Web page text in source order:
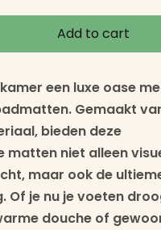
Add to cart
een luxe oase
. Gemaakt
bieden deze
matten niet alleen
maar ook de
Of je nu je voeten
douche of